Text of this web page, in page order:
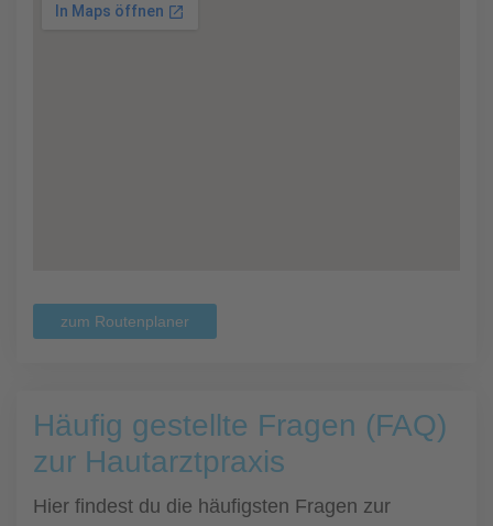
zum Routenplaner
Häufig gestellte Fragen (FAQ)
zur Hautarztpraxis
Hier findest du die häufigsten Fragen zur